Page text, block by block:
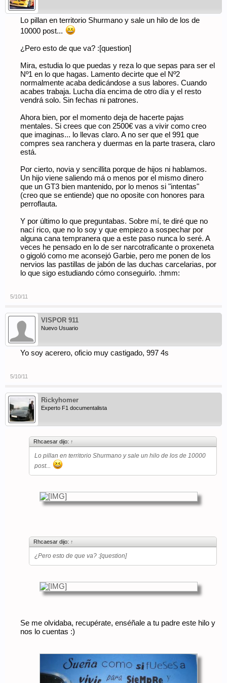
Lo pillan en territorio Shurmano y sale un hilo de los de
10000 post...
¿Pero esto de que va? :[question]
Mira, estudia lo que puedas y reza lo que sepas para ser el
Nº1 en lo que hagas. Lamento decirte que el Nº2
normalmente acaba dedicándose a sus labores. Cuando
acabes trabaja. Lucha día encima de otro día y el resto
vendrá solo. Sin fechas ni patrones.
Ahora bien, por el momento deja de hacerte pajas
mentales. Si crees que con 2500€ vas a vivir como creo
que imaginas... lo llevas claro. A no ser que el 991 que
compres sea ranchera y duermas en la parte trasera, claro
está.
Por cierto, novia y sencillita porque de hijos ni hablamos.
Un hijo viene saliendo má o menos por el mismo dinero
que un GT3 bien mantenido, por lo menos si "intentas"
(creo que se entiende) que no oposite con honores para
perroflauta.
Y por último lo que preguntabas. Sobre mí, te diré que no
nací rico, que no lo soy y que empiezo a sospechar por
alguna cana tempranera que a este paso nunca lo seré. A
veces he pensado en lo de ser narcotraficante o proxeneta
o gigoló como me aconsejó Garbie, pero me ponen de los
nervios las pastillas de jabón de las duchas carcelarias, por
lo que sigo estudiando cómo conseguirlo. :hmm:
5/10/11
VISPOR 911
Nuevo Usuario
Yo soy acerero, oficio muy castigado, 997 4s
5/10/11
Rickyhomer
Experto F1 documentalista
Rhcaesar dijo: ↑
Lo pillan en territorio Shurmano y sale un hilo de los de 10000
post...
Rhcaesar dijo: ↑
¿Pero esto de que va? :[question]
Se me olvidaba, recupérate, enséñale a tu padre este hilo y
nos lo cuentas :)